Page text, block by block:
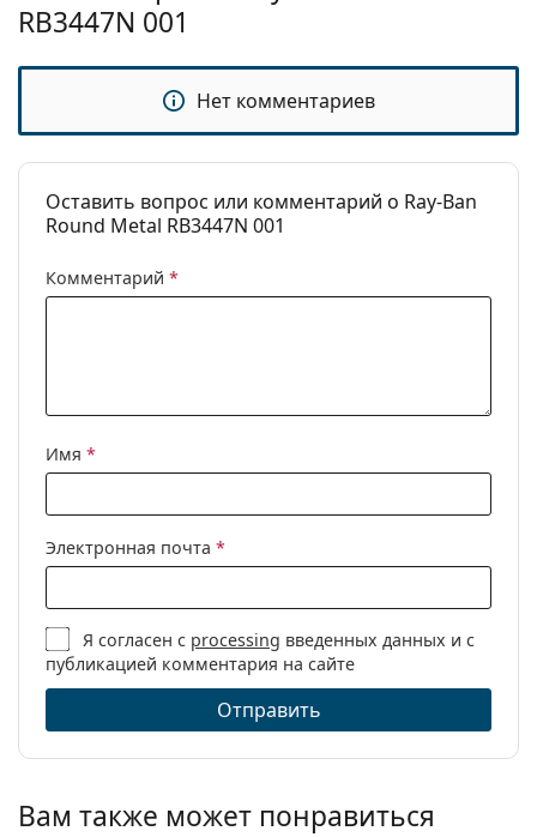
Бренд:
RB3447N 001 50
Доступен рецепт: Да
RB3447N 001
Нет комментариев
Оставить вопрос или комментарий о Ray-Ban
Round Metal RB3447N 001
Комментарий *
Имя *
Электронная почта *
Я согласен с processing введенных данных и с
публикацией комментария на сайте
Отправить
Вам также может понравиться